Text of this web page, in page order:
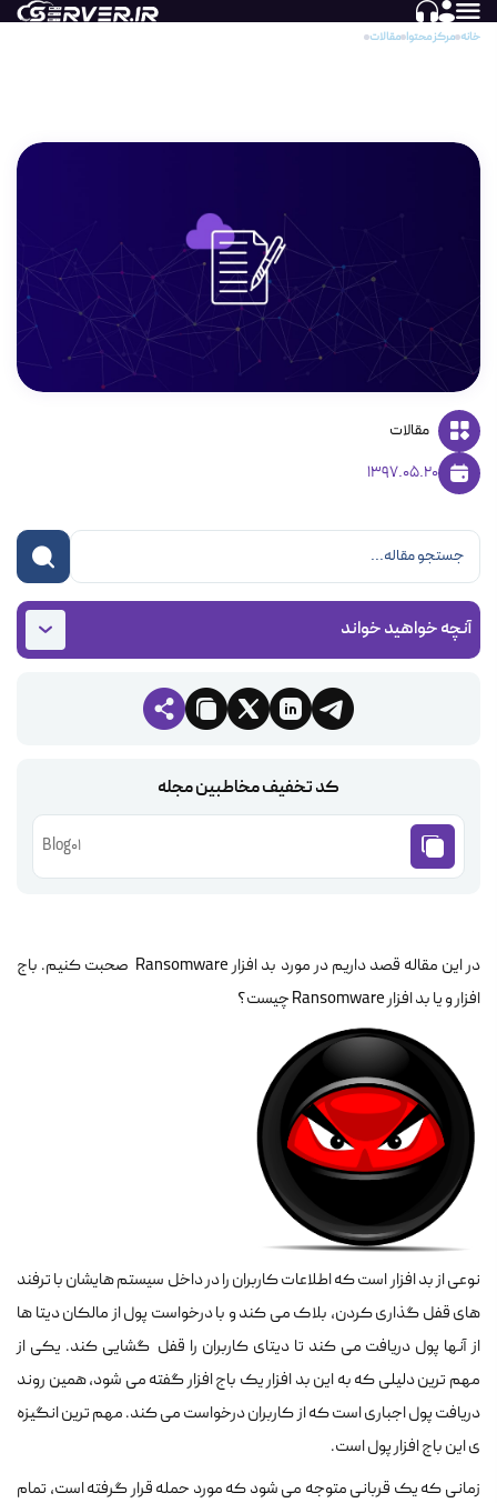
خانه مرکز محتوا مقالات
مقالات
1397.05.20
آنچه خواهید خواند
کد تخفیف مخاطبین مجله
Blog01
در این مقاله قصد داریم در مورد بد افزار Ransomware صحبت کنیم. باج
افزار و یا بد افزار Ransomware چیست؟
نوعی از بد افزار است که اطلاعات کاربران را در داخل سیستم هایشان با ترفند
های قفل گذاری کردن، بلاک می کند و با درخواست پول از مالکان دیتا ها
از آنها پول دریافت می کند تا دیتای کاربران را قفل گشایی کند. یکی از
مهم ترین دلیلی که به این بد افزار یک باج افزار گفته می شود، همین روند
دریافت پول اجباری است که از کاربران درخواست می کند. مهم ترین انگیزه
ی این باج افزار پول است.
زمانی که یک قربانی متوجه می شود که مورد حمله قرار گرفته است، تمام